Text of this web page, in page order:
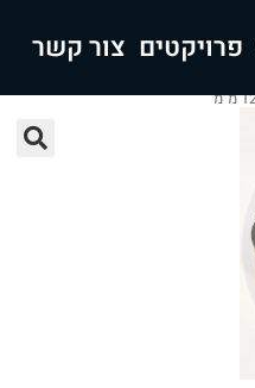
פרויקטים צור קשר